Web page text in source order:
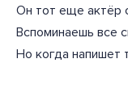
Он тот еще актёр
Вспоминаешь все
Но когда напишет